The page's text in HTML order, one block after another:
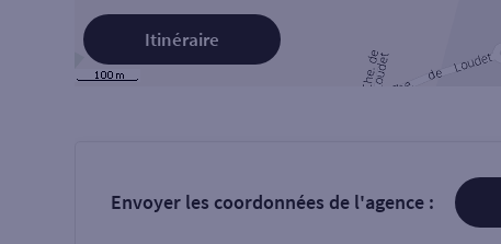
Itinéraire
Envoyer les coordonnées de l'agence :